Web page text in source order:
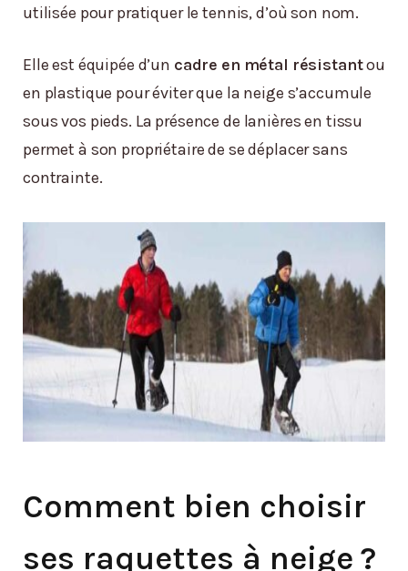
utilisée pour pratiquer le tennis, d’où son nom.
Elle est équipée d’un cadre en métal résistantou
en plastique pour éviter que la neige s’accumule
sous vos pieds. La présence de lanières en tissu
permet à son propriétaire de se déplacer sans
contrainte.
Comment bien choisir
ses raquettes à neige ?